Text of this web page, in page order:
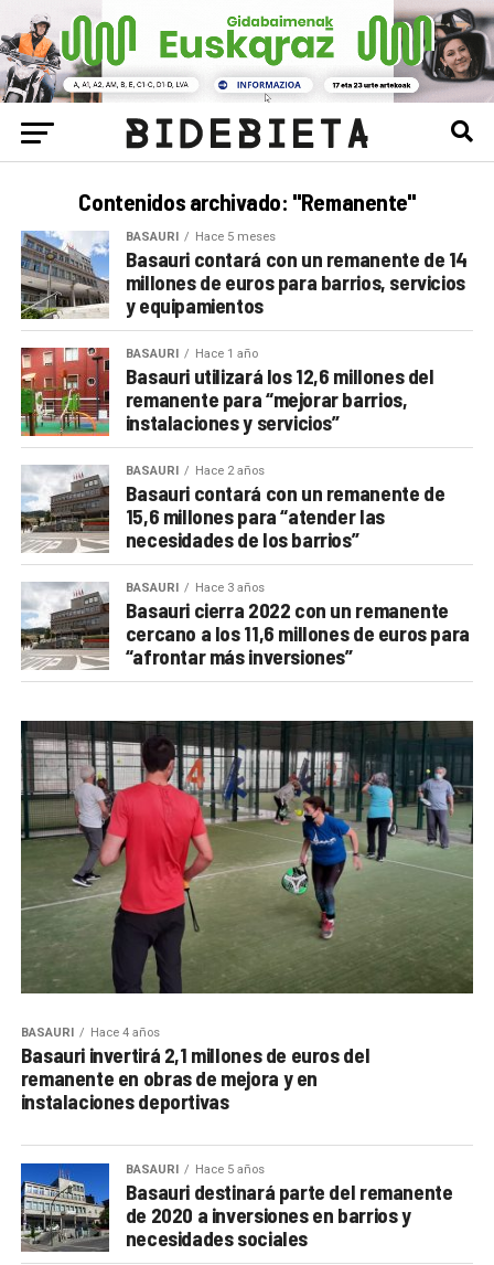
Contenidos archivado: "Remanente"
BASAURI Hace 5 meses
Basauri contará con un remanente de 14
millones de euros para barrios, servicios
y equipamientos
BASAURI Hace 1 año
Basauri utilizará los 12,6 millones del
remanente para “mejorar barrios,
instalaciones y servicios”
BASAURI Hace 2 años
Basauri contará con un remanente de
15,6 millones para “atender las
necesidades de los barrios”
BASAURI Hace 3 años
Basauri cierra 2022 con un remanente
cercano a los 11,6 millones de euros para
“afrontar más inversiones”
BASAURI Hace 4 años
Basauri invertirá 2,1 millones de euros del
remanente en obras de mejora y en
instalaciones deportivas
BASAURI Hace 5 años
Basauri destinará parte del remanente
de 2020 a inversiones en barrios y
necesidades sociales